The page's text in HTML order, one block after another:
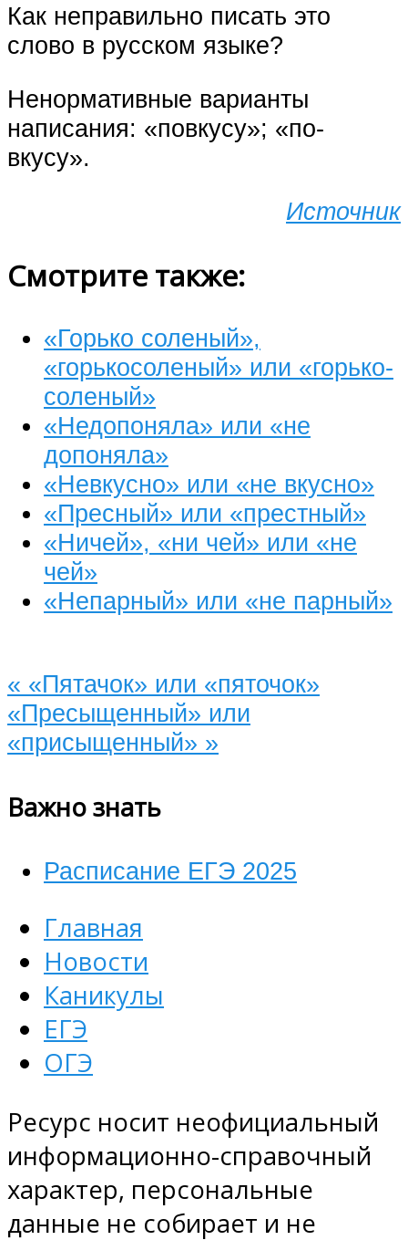
Как неправильно писать это
слово в русском языке?
Ненормативные варианты
написания: «повкусу»; «по-
вкусу».
Источник
Смотрите также:
«Горько соленый»,
«горькосоленый» или «горько-
соленый»
«Недопоняла» или «не
допоняла»
«Невкусно» или «не вкусно»
«Пресный» или «престный»
«Ничей», «ни чей» или «не
чей»
«Непарный» или «не парный»
« «Пятачок» или «пяточок»
«Пресыщенный» или
«присыщенный» »
Важно знать
Расписание ЕГЭ 2025
Главная
Новости
Каникулы
ЕГЭ
ОГЭ
Ресурс носит неофициальный
информационно-справочный
характер, персональные
данные не собирает и не